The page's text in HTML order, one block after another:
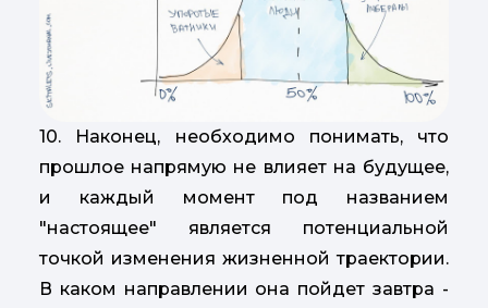
10. Наконец, необходимо понимать, что
прошлое напрямую не влияет на будущее,
и каждый момент под названием
"настоящее" является потенциальной
точкой изменения жизненной траектории.
В каком направлении она пойдет завтра -